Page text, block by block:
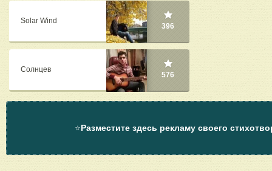
Solar Wind
396
Солнцев
576
⭐Разместите здесь рекламу своего